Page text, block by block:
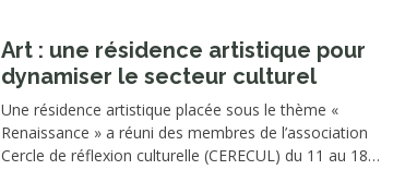
Art : une résidence artistique pour
dynamiser le secteur culturel
Une résidence artistique placée sous le thème «
Renaissance » a réuni des membres de l’association
Cercle de réflexion culturelle (CERECUL) du 11 au 18